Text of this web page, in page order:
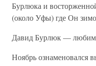
Бурлюка и
(около Уфы) где Он
Давид Бурлюк —
Ноябрь ознаменовался